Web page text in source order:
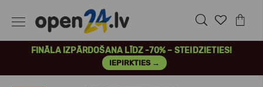
FINĀLA IZPĀRDOŠANA LĪDZ -70% – STEIDZIETIES!
IEPIRKTIES →